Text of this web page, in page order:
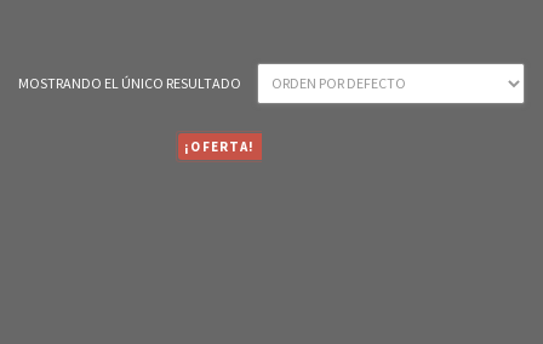
MOSTRANDO EL ÚNICO RESULTADO
¡OFERTA!